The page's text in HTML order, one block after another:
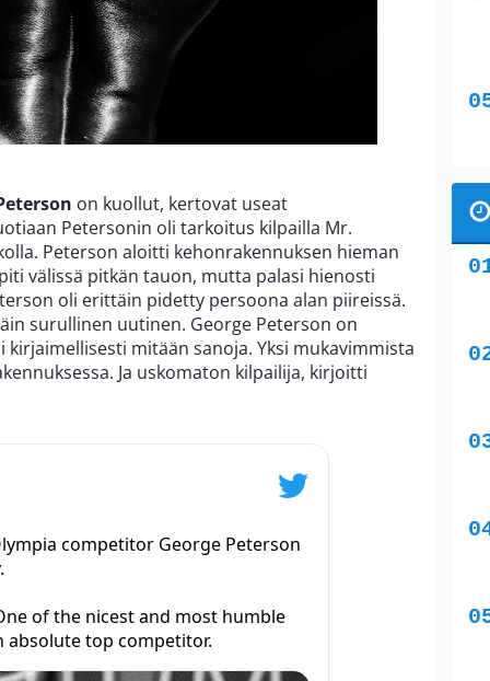
on kuollut, kertovat useat
Petersonin oli tarkoitus kilpailla Mr.
Peterson aloitti kehonrakennuksen hieman
välissä pitkän tauon, mutta palasi hienosti
oli erittäin pidetty persoona alan piireissä.
surullinen uutinen. George Peterson on
kirjaimellisesti mitään sanoja. Yksi mukavimmista
Ja uskomaton kilpailija, kirjoitti
competitor George Peterson
of the nicest and most humble
top competitor.